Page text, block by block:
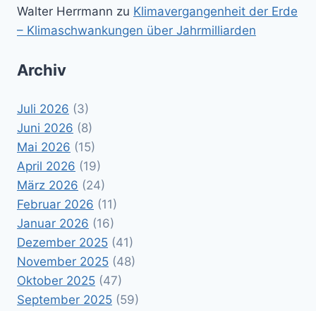
Walter Herrmann zu Klimavergangenheit der Erde
– Klimaschwankungen über Jahrmilliarden
Archiv
Juli 2026 (3)
Juni 2026 (8)
Mai 2026 (15)
April 2026 (19)
März 2026 (24)
Februar 2026 (11)
Januar 2026 (16)
Dezember 2025 (41)
November 2025 (48)
Oktober 2025 (47)
September 2025 (59)